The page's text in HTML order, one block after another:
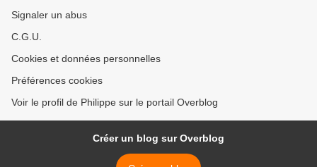
Signaler un abus
C.G.U.
Cookies et données personnelles
Préférences cookies
Voir le profil de Philippe sur le portail Overblog
Créer un blog sur Overblog